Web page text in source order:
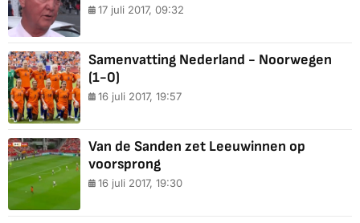
17 juli 2017, 09:32
Samenvatting Nederland - Noorwegen
(1-0)
16 juli 2017, 19:57
Van de Sanden zet Leeuwinnen op
voorsprong
16 juli 2017, 19:30